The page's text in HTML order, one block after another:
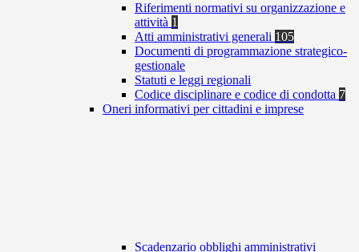
Riferimenti normativi su organizzazione e
attività 1
Atti amministrativi generali 105
Documenti di programmazione strategico-
gestionale
Statuti e leggi regionali
Codice disciplinare e codice di condotta 7
Oneri informativi per cittadini e imprese
Scadenzario obblighi amministrativi